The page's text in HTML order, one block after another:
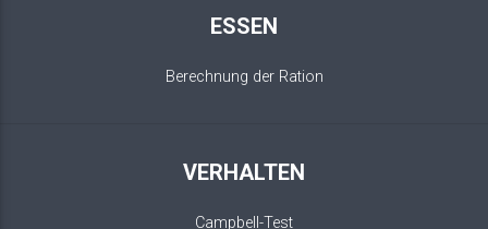
ESSEN
Berechnung der Ration
VERHALTEN
Campbell-Test